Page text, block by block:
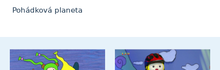
Pohádková planeta